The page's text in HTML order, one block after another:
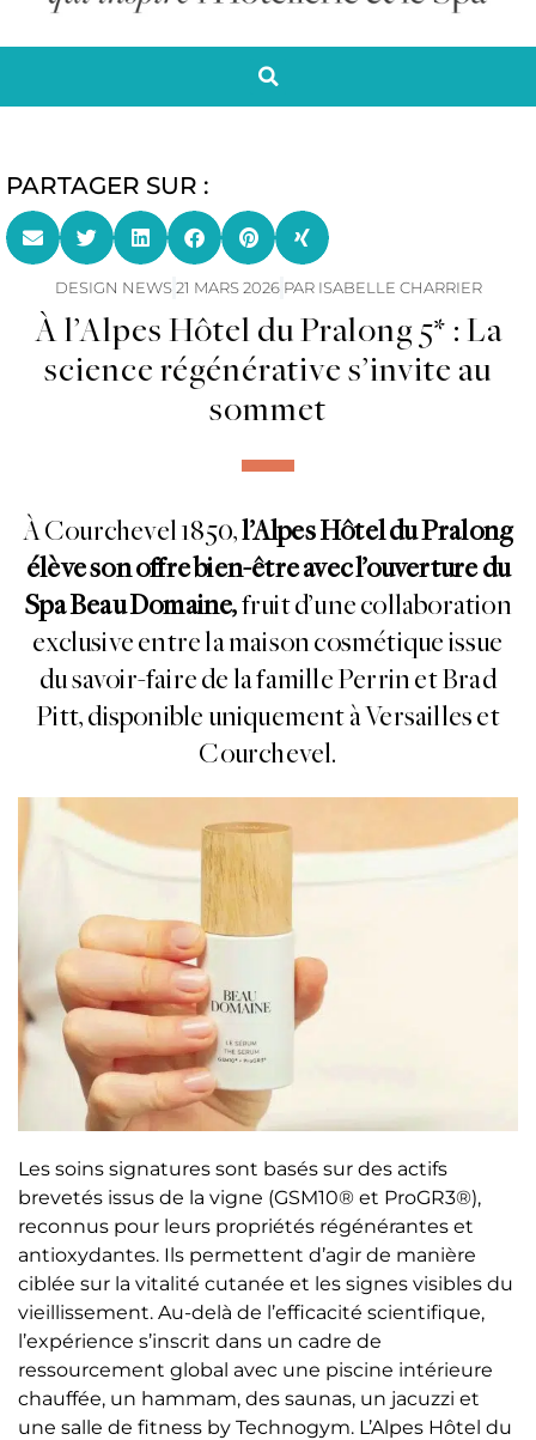
PARTAGER SUR :
DESIGN NEWS 21 MARS 2026 PARISABELLE CHARRIER
À l’Alpes Hôtel du Pralong 5* : La
science régénérative s’invite au
sommet
À Courchevel 1850,l’Alpes Hôtel du Pralong
élève son offre bien-être avec l’ouverture du
Spa Beau Domaine,fruit d’une collaboration
exclusive entre la maison cosmétique issue
du savoir-faire de la famille Perrin et Brad
Pitt, disponible uniquement à Versailles et
Courchevel.
Les soins signatures sont basés sur des actifs
brevetés issus de la vigne (GSM10® et ProGR3®),
reconnus pour leurs propriétés régénérantes et
antioxydantes. Ils permettent d’agir de manière
ciblée sur la vitalité cutanée et les signes visibles du
vieillissement. Au-delà de l’efficacité scientifique,
l’expérience s’inscrit dans un cadre de
ressourcement global avec une piscine intérieure
chauffée, un hammam, des saunas, un jacuzzi et
une salle de fitness by Technogym. L’Alpes Hôtel du